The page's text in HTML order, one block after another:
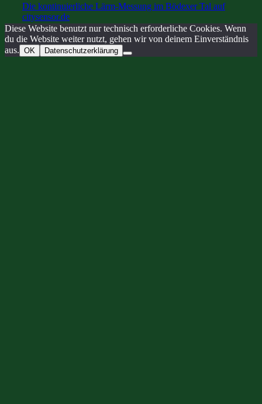
Die kontinuierliche Lärm-Messung im Bödexer Tal auf
citysensor.de
Diese Website benutzt nur technisch erforderliche Cookies. Wenn
du die Website weiter nutzt, gehen wir von deinem Einverständnis
aus. OK Datenschutzerklärung